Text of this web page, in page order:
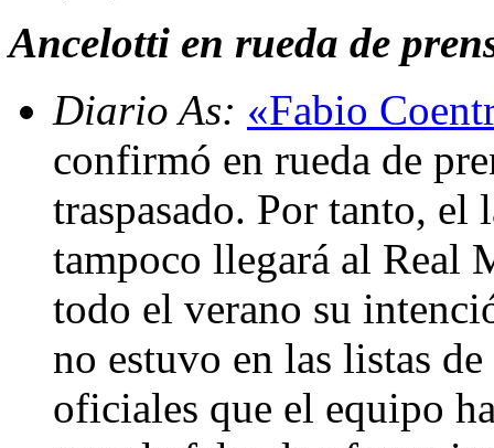
Ancelotti en rueda de
Diario As: «Fabio
confirmó en rueda de
traspasado. Por tanto, el
tampoco llegará al Real
todo el verano su
no estuvo en las listas
oficiales que el equipo